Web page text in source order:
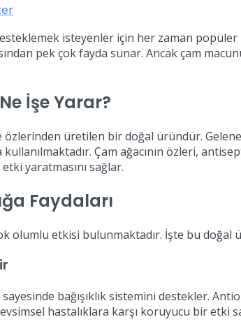
isteyenler için her zaman
pek çok fayda sunar. Ancak çam
İşe Yarar?
özlerinden üretilen bir doğal üründür.
kullanılmaktadır. Çam ağacının özleri,
etki yaratmasını sağlar.
Faydaları
olumlu etkisi bulunmaktadır. İşte bu doğal
bağışıklık sistemini destekler.
hastalıklara karşı koruyucu bir etki